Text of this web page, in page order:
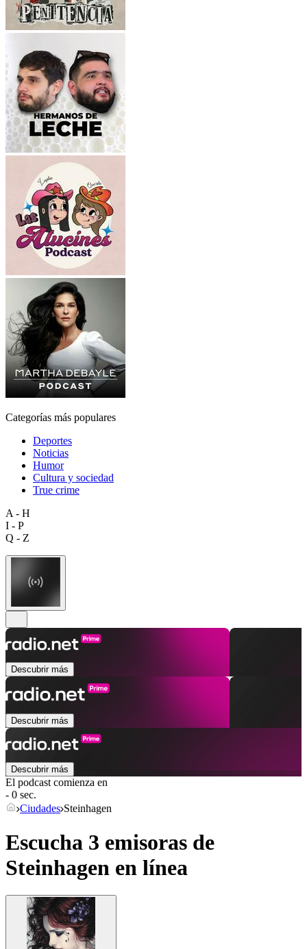
Categorías más populares
Deportes
Noticias
Humor
Cultura y sociedad
True crime
A - H
I - P
Q - Z
Descubrir más
Descubrir más
Descubrir más
El podcast comienza en
- 0 sec.
Ciudades Steinhagen
Escucha 3 emisoras de
Steinhagen en línea